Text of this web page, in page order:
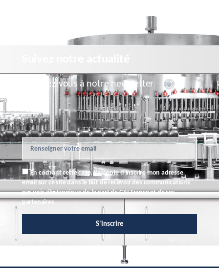
Inscrivez-vous à notre newsletter
En cochant cette case, j'accepte d'inscrire mon adresse
email sur ce site dans le but de recevoir des communications
par voie électronique de la part de GAI France et de ses
partenaires
S'inscrire